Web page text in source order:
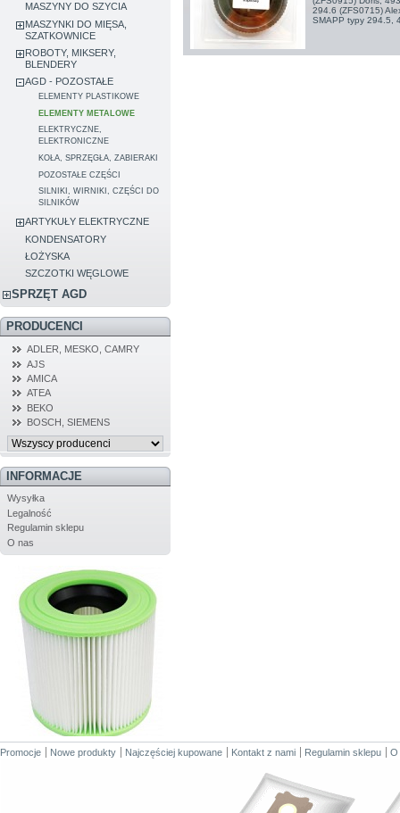
MASZYNY DO SZYCIA
MASZYNKI DO MIĘSA,
SZATKOWNICE
ROBOTY, MIKSERY,
BLENDERY
AGD - POZOSTAŁE
ELEMENTY PLASTIKOWE
ELEMENTY METALOWE
ELEKTRYCZNE,
ELEKTRONICZNE
KOŁA, SPRZĘGŁA, ZABIERAKI
POZOSTAŁE CZĘŚCI
SILNIKI, WIRNIKI, CZĘŚCI DO
SILNIKÓW
ARTYKUŁY ELEKTRYCZNE
KONDENSATORY
ŁOŻYSKA
SZCZOTKI WĘGLOWE
SPRZĘT AGD
PRODUCENCI
ADLER, MESKO, CAMRY
AJS
AMICA
ATEA
BEKO
BOSCH, SIEMENS
INFORMACJE
Wysyłka
Legalność
Regulamin sklepu
O nas
294.6 (ZFS0715)
SMAPP typy 294.5,
Promocje Nowe produkty Najczęściej kupowane Kontakt z nami Regulamin sklepu O